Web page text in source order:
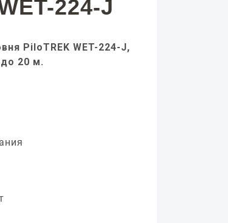
224-J
PiloTREK WET-224-J,
20 м.